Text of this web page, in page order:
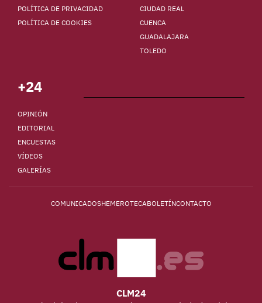
POLÍTICA DE PRIVACIDAD
POLÍTICA DE COOKIES
CIUDAD REAL
CUENCA
GUADALAJARA
TOLEDO
+24
OPINIÓN
EDITORIAL
ENCUESTAS
VÍDEOS
GALERÍAS
COMUNICADOSHEMEROTECABOLETÍNCONTACTO
CLM24